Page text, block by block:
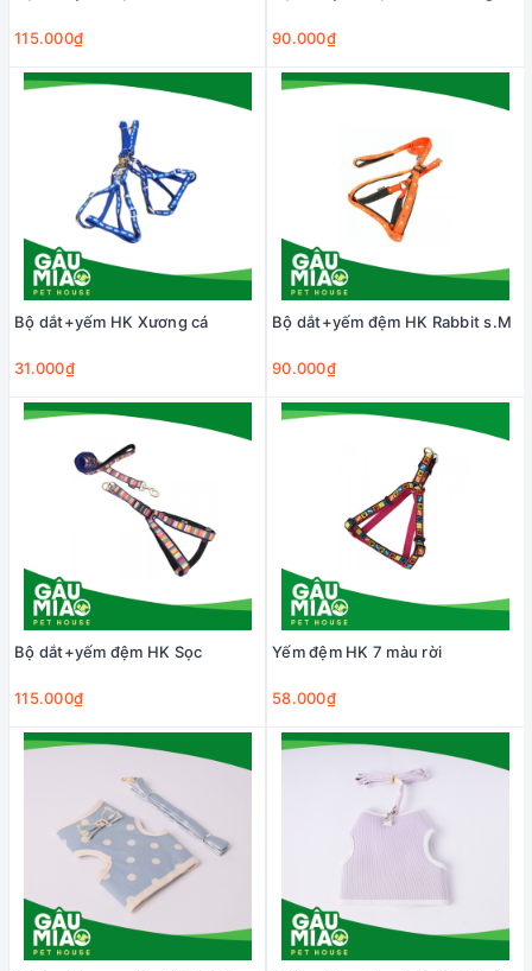
115.000₫ 90.000₫
Bộ dắt+yếm HK Xương cá
31.000₫
Bộ dắt+yếm đệm HK Rabbit s.M
90.000₫
Bộ dắt+yếm đệm HK Sọc
115.000₫
Yếm đệm HK 7 màu rời
58.000₫